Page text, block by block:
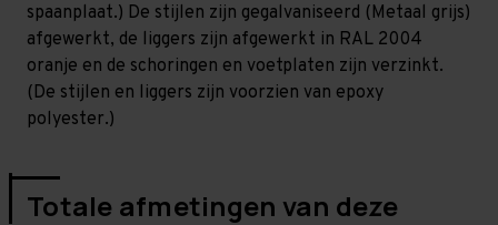
spaanplaat.) De stijlen zijn gegalvaniseerd (Metaal grijs)
afgewerkt, de liggers zijn afgewerkt in RAL 2004
oranje en de schoringen en voetplaten zijn verzinkt.
(De stijlen en liggers zijn voorzien van epoxy
polyester.)
Totale afmetingen van deze